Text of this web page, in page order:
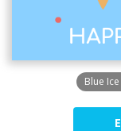
Blue